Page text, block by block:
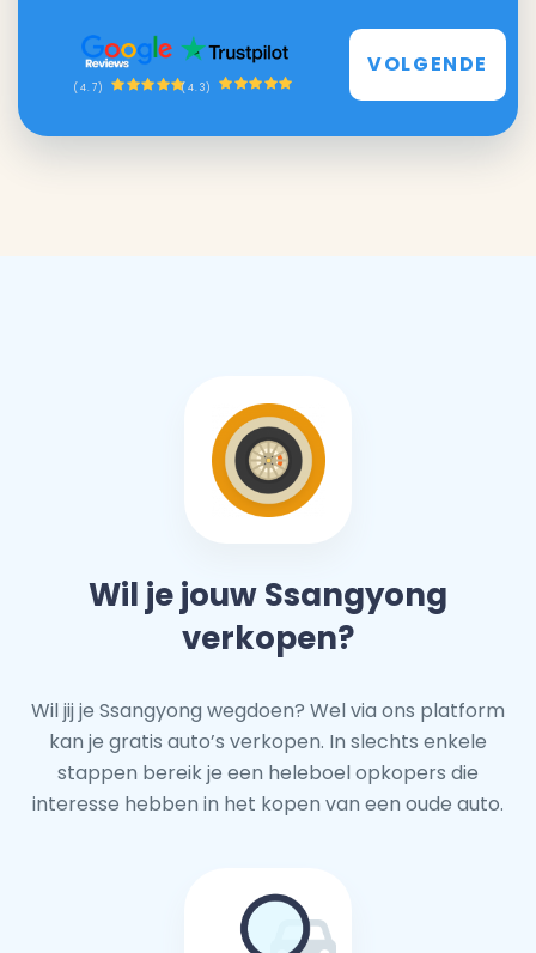
(4.7) (4.3)
VOLGENDE
Wil je jouw Ssangyong
verkopen?
Wil jij je Ssangyong wegdoen? Wel via ons platform
kan je gratis auto’s verkopen. In slechts enkele
stappen bereik je een heleboel opkopers die
interesse hebben in het kopen van een oude auto.